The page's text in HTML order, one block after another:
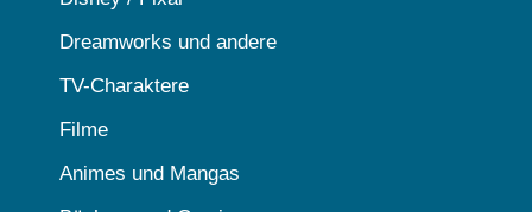
Dreamworks und andere
TV-Charaktere
Filme
Animes und Mangas